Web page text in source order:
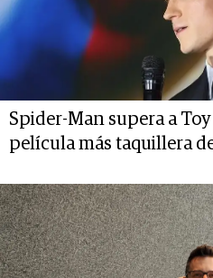
Spider-Man supera a
película más taquillera